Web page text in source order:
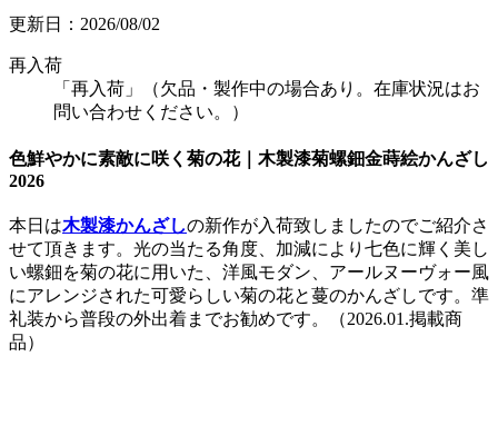
更新日：2026/08/02
再入荷
「再入荷」（欠品・製作中の場合あり。在庫状況はお
問い合わせください。）
色鮮やかに素敵に咲く菊の花｜木製漆菊螺鈿金蒔絵かんざし
2026
本日は木製漆かんざしの新作が入荷致しましたのでご紹介さ
せて頂きます。光の当たる角度、加減により七色に輝く美し
い螺鈿を菊の花に用いた、洋風モダン、アールヌーヴォー風
にアレンジされた可愛らしい菊の花と蔓のかんざしです。準
礼装から普段の外出着までお勧めです。（2026.01.掲載商
品）